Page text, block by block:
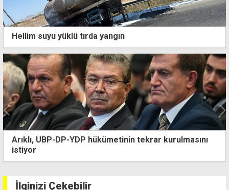
Hellim suyu yüklü tırda yangın
Gülseren Kışlası'nda sancak devir teslim töreni
İlginizi Çekebilir